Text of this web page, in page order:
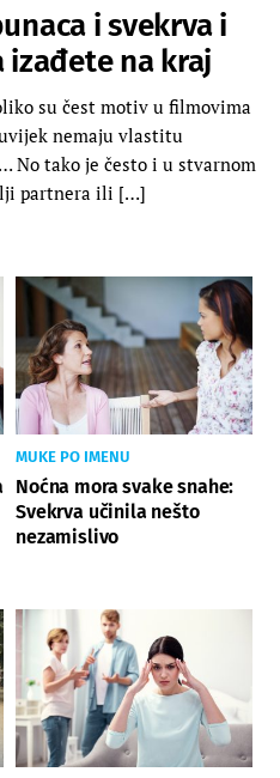
i svekrva i
izađete na kraj
su čest motiv u filmovima
nemaju vlastitu
No tako je često i u stvarnom
partnera ili […]
MUKE PO IMENU
Noćna mora svake snahe:
Svekrva učinila nešto
nezamislivo